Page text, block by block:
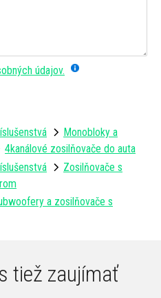
údajov.
Monobloky a
4kanálové zosilňovače do auta
Zosilňovače s
a zosilňovače s
tiež zaujímať